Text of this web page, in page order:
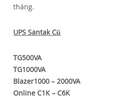
tháng.
UPS Santak Cũ
TG500VA
TG1000VA
Blazer1000 – 2000VA
Online C1K – C6K